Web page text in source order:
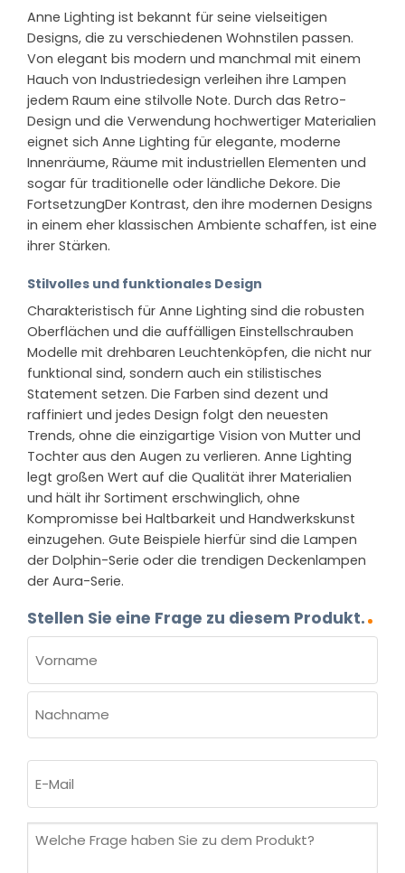
Anne Lighting ist bekannt für seine vielseitigen
Designs, die zu verschiedenen Wohnstilen passen.
Von elegant bis modern und manchmal mit einem
Hauch von Industriedesign verleihen ihre Lampen
jedem Raum eine stilvolle Note. Durch das Retro-
Design und die Verwendung hochwertiger Materialien
eignet sich Anne Lighting für elegante, moderne
Innenräume, Räume mit industriellen Elementen und
sogar für traditionelle oder ländliche Dekore. Die
FortsetzungDer Kontrast, den ihre modernen Designs
in einem eher klassischen Ambiente schaffen, ist eine
ihrer Stärken.
Stilvolles und funktionales Design
Charakteristisch für Anne Lighting sind die robusten
Oberflächen und die auffälligen Einstellschrauben
Modelle mit drehbaren Leuchtenköpfen, die nicht nur
funktional sind, sondern auch ein stilistisches
Statement setzen. Die Farben sind dezent und
raffiniert und jedes Design folgt den neuesten
Trends, ohne die einzigartige Vision von Mutter und
Tochter aus den Augen zu verlieren. Anne Lighting
legt großen Wert auf die Qualität ihrer Materialien
und hält ihr Sortiment erschwinglich, ohne
Kompromisse bei Haltbarkeit und Handwerkskunst
einzugehen. Gute Beispiele hierfür sind die Lampen
der Dolphin-Serie oder die trendigen Deckenlampen
der Aura-Serie.
Stellen Sie eine Frage zu diesem Produkt.
(ERFORDERLICH)
Vorname
Mail
Welche